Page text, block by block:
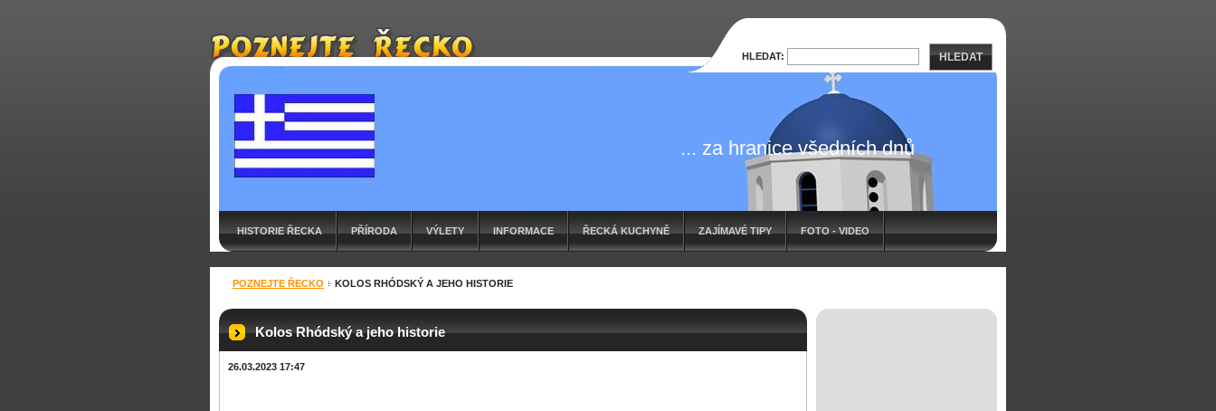
... za hranice všedních dnů
HISTORIE ŘECKA PŘÍRODA VÝLETY INFORMACE ŘECKÁ KUCHYNĚ ZAJÍMAVÉ TIPY FOTO - VIDEO
POZNEJTE ŘECKO
KOLOS RHÓDSKÝ A JEHO HISTORIE
Kolos Rhódský a jeho historie
26.03.2023 17:47
HLEDAT: HLEDAT